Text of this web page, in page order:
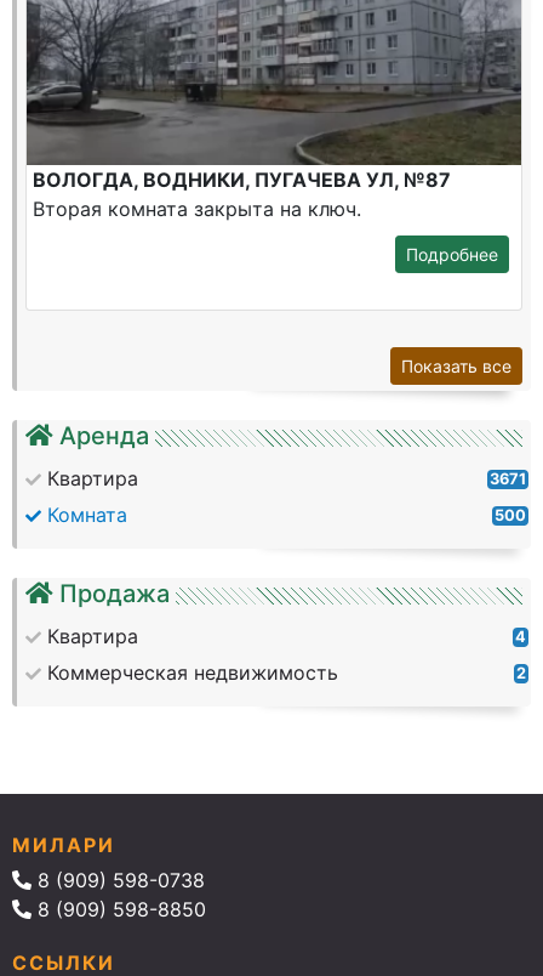
Аренда
Квартира 3671
Комната 500
Продажа
Квартира 4
Коммерческая недвижимость 2
ВОЛОГДА, ВОДНИКИ, ПУГАЧЕВА УЛ, №87
Вторая комната закрыта на ключ.
Подробнее
Показать все
МИЛАРИ
8 (909) 598-0738
8 (909) 598-8850
ССЫЛКИ